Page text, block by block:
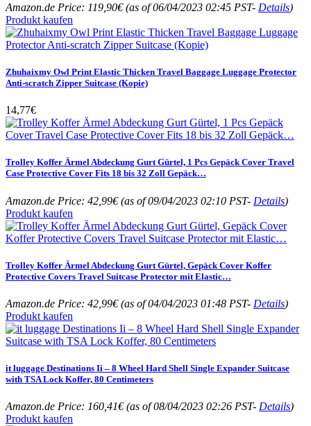
Amazon.de Price: 119,90€(as of 06/04/2023 02:45 PST- Details)
Produkt kaufen
Zhuhaixmy Owl Print Elastic Thicken Travel Baggage Luggage Protector
Anti-scratch Zipper Suitcase (Kopie)
14,77€
Trolley Koffer Ärmel Abdeckung Gurt Gürtel, 1 Pcs Gepäck Cover Travel
Case Protective Cover Fits 18 bis 32 Zoll Gepäck…
Amazon.de Price: 42,99€(as of 09/04/2023 02:10 PST- Details)
Produkt kaufen
Trolley Koffer Ärmel Abdeckung Gurt Gürtel, Gepäck Cover Koffer
Protective Covers Travel Suitcase Protector mit Elastic…
Amazon.de Price: 42,99€(as of 04/04/2023 01:48 PST- Details)
Produkt kaufen
it luggage Destinations Ii – 8 Wheel Hard Shell Single Expander Suitcase
with TSA Lock Koffer, 80 Centimeters
Amazon.de Price: 160,41€(as of 08/04/2023 02:26 PST- Details)
Produkt kaufen